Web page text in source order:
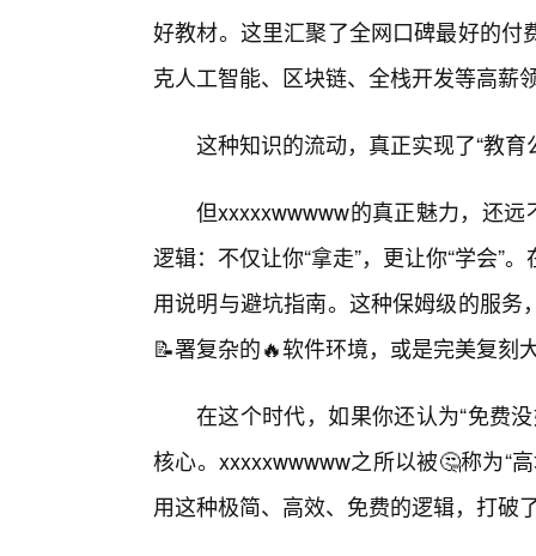
好教材。这里汇聚了全网口碑最好的
克人工智能、区块链、全栈开发等高薪
这种知识的流动，真正实现了“教育
但xxxxxwwwww的真正魅力，还
逻辑：不仅让你“拿走”，更让你“学会”
用说明与避坑指南。这种保姆级的服
📝署复杂的🔥软件环境，或是完美复刻
在这个时代，如果你还认为“免费
核心。xxxxxwwwww之所以被🤔称为“
用这种极简、高效、免费的逻辑，打破